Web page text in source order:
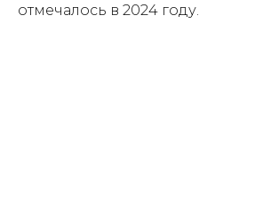
отмечалось в 2024 году.